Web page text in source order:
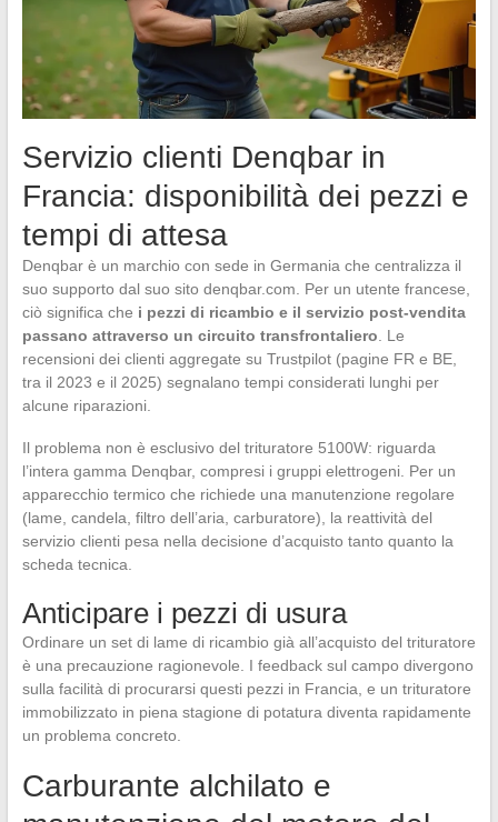
Servizio clienti Denqbar in
Francia: disponibilità dei pezzi e
tempi di attesa
Denqbar è un marchio con sede in Germania che centralizza il
suo supporto dal suo sito denqbar.com. Per un utente francese,
ciò significa che i pezzi di ricambio e il servizio post-vendita
passano attraverso un circuito transfrontaliero. Le
recensioni dei clienti aggregate su Trustpilot (pagine FR e BE,
tra il 2023 e il 2025) segnalano tempi considerati lunghi per
alcune riparazioni.
Il problema non è esclusivo del trituratore 5100W: riguarda
l’intera gamma Denqbar, compresi i gruppi elettrogeni. Per un
apparecchio termico che richiede una manutenzione regolare
(lame, candela, filtro dell’aria, carburatore), la reattività del
servizio clienti pesa nella decisione d’acquisto tanto quanto la
scheda tecnica.
Anticipare i pezzi di usura
Ordinare un set di lame di ricambio già all’acquisto del trituratore
è una precauzione ragionevole. I feedback sul campo divergono
sulla facilità di procurarsi questi pezzi in Francia, e un trituratore
immobilizzato in piena stagione di potatura diventa rapidamente
un problema concreto.
Carburante alchilato e